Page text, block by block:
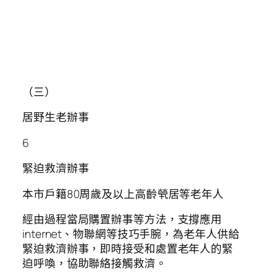
（三）
居野生老辦事
6
緊迫救濟辦事
本市戶籍80周歲及以上高齡煢居等老年人
經由過程當局購置辦事等方法，支撐應用
internet、物聯網等技巧手腕，為老年人供給
緊迫救濟辦事，即時接受和處置老年人的緊
迫呼喚，協助聯絡接觸救濟。